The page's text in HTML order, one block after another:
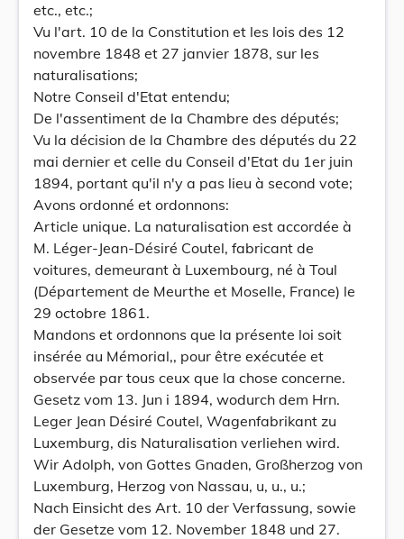
etc., etc.;
Vu l'art. 10 de la Constitution et les lois des 12
novembre 1848 et 27 janvier 1878, sur les
naturalisations;
Notre Conseil d'Etat entendu;
De l'assentiment de la Chambre des députés;
Vu la décision de la Chambre des députés du 22
mai dernier et celle du Conseil d'Etat du 1er juin
1894, portant qu'il n'y a pas lieu à second vote;
Avons ordonné et ordonnons:
Article unique. La naturalisation est accordée à
M. Léger-Jean-Désiré Coutel, fabricant de
voitures, demeurant à Luxembourg, né à Toul
(Département de Meurthe et Moselle, France) le
29 octobre 1861.
Mandons et ordonnons que la présente loi soit
insérée au Mémorial,, pour être exécutée et
observée par tous ceux que la chose concerne.
Gesetz vom 13. Jun i 1894, wodurch dem Hrn.
Leger Jean Désiré Coutel, Wagenfabrikant zu
Luxemburg, dis Naturalisation verliehen wird.
Wir Adolph, von Gottes Gnaden, Großherzog von
Luxemburg, Herzog von Nassau, u, u., u.;
Nach Einsicht des Art. 10 der Verfassung, sowie
der Gesetze vom 12. November 1848 und 27.